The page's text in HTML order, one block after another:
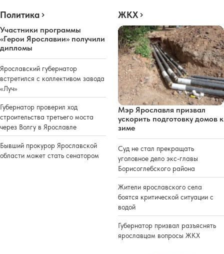
Политика
Участники программы
«Герои Ярославии» получили
дипломы
Ярославский губернатор
встретился с коллективом завода
«Луч»
Губернатор проверил ход
строительства третьего моста
через Волгу в Ярославле
Бывший прокурор Ярославской
области может стать сенатором
ЖКХ
Мэр Ярославля призвал
ускорить подготовку домов к
зиме
Суд не стал прекращать
уголовное дело экс-главы
Борисоглебского района
Жители ярославского села
боятся критической ситуации с
водой
Губернатор призвал разъяснять
ярославцам вопросы ЖКХ